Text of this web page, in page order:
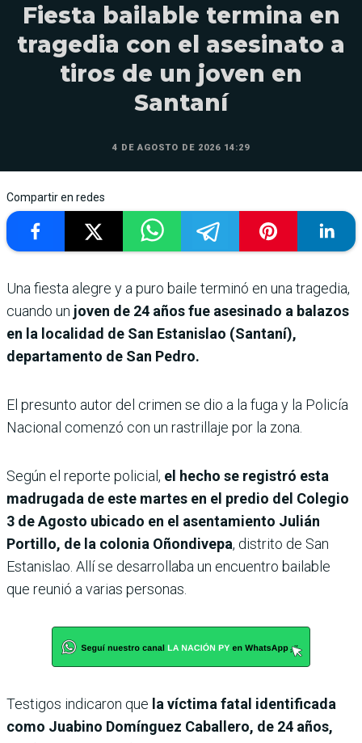
Fiesta bailable termina en
tragedia con el asesinato a
tiros de un joven en
Santaní
4 DE AGOSTO DE 2026 14:29
Compartir en redes
Una fiesta alegre y a puro baile terminó en una tragedia,
cuando un joven de 24 años fue asesinado a balazos
en la localidad de San Estanislao (Santaní),
departamento de San Pedro.
El presunto autor del crimen se dio a la fuga y la Policía
Nacional comenzó con un rastrillaje por la zona.
Según el reporte policial, el hecho se registró esta
madrugada de este martes en el predio del Colegio
3 de Agosto ubicado en el asentamiento Julián
Portillo, de la colonia Oñondivepa, distrito de San
Estanislao. Allí se desarrollaba un encuentro bailable
que reunió a varias personas.
Testigos indicaron que la víctima fatal identificada
como Juabino Domínguez Caballero, de 24 años,